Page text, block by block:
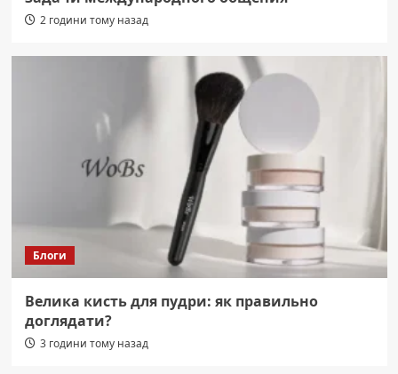
2 години тому назад
Блоги
Велика кисть для пудри: як правильно
доглядати?
3 години тому назад